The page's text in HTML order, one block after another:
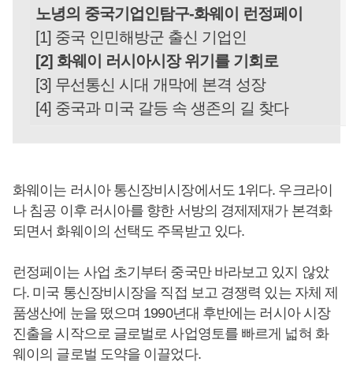
노녕의 중국기업인탐구-화웨이 런정페이
[1] 중국 인민해방군 출신 기업인
[2] 화웨이 러시아시장 위기를 기회로
[3] 무선통신 시대 개막에 본격 성장
[4] 중국과 미국 갈등 속 생존의 길 찾다
화웨이는 러시아 통신장비시장에서도 1위다. 우크라이
나 침공 이후 러시아를 향한 서방의 경제제재가 본격화
되면서 화웨이의 선택도 주목받고 있다.
런정페이는 사업 초기부터 중국만 바라보고 있지 않았
다. 미국 통신장비시장을 직접 보고 경쟁력 있는 자체 제
품생산에 눈을 떴으며 1990년대 후반에는 러시아 시장
진출을 시작으로 글로벌로 사업영토를 빠르게 넓혀 화
웨이의 글로벌 도약을 이끌었다.